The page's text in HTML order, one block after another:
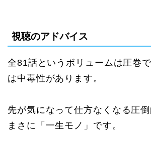
視聴のアドバイス
全81話というボリュームは圧巻
は中毒性があります。
先が気になって仕方なくなる圧倒
まさに「一生モノ」です。